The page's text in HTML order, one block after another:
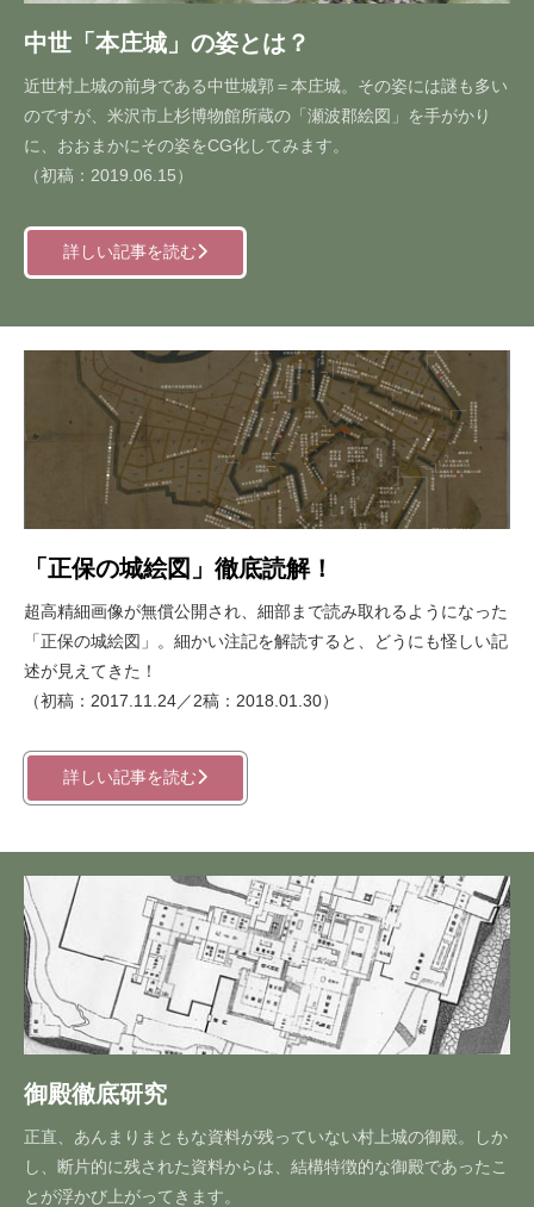
中世「本庄城」の姿とは？
近世村上城の前身である中世城郭＝本庄城。その姿には謎も多い
のですが、米沢市上杉博物館所蔵の「瀬波郡絵図」を手がかり
に、おおまかにその姿をCG化してみます。
（初稿：2019.06.15）
詳しい記事を読む
「正保の城絵図」徹底読解！
超高精細画像が無償公開され、細部まで読み取れるようになった
「正保の城絵図」。細かい注記を解読すると、どうにも怪しい記
述が見えてきた！
（初稿：2017.11.24／2稿：2018.01.30）
詳しい記事を読む
御殿徹底研究
正直、あんまりまともな資料が残っていない村上城の御殿。しか
し、断片的に残された資料からは、結構特徴的な御殿であったこ
とが浮かび上がってきます。